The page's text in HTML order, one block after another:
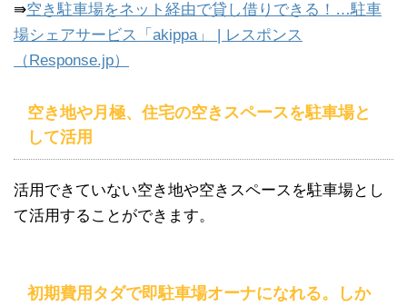
⇛空き駐車場をネット経由で貸し借りできる！…駐車
場シェアサービス「akippa」 | レスポンス
（Response.jp）
空き地や月極、住宅の空きスペースを駐車場と
して活用
活用できていない空き地や空きスペースを駐車場とし
て活用することができます。
初期費用タダで即駐車場オーナになれる。しか